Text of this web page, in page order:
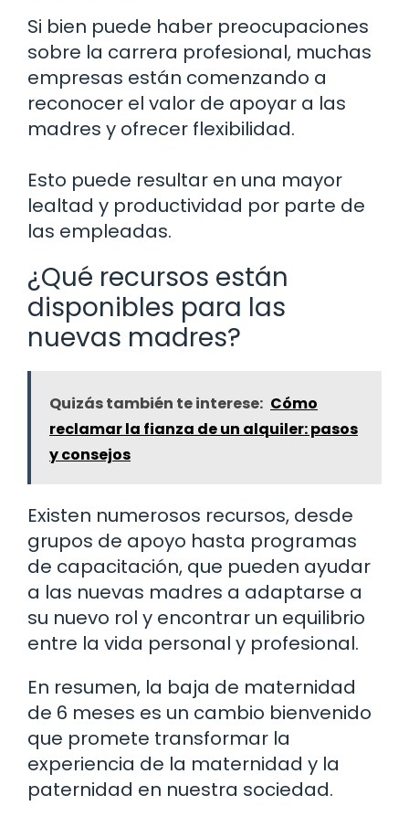
Si bien puede haber preocupaciones
sobre la carrera profesional, muchas
empresas están comenzando a
reconocer el valor de apoyar a las
madres y ofrecer flexibilidad.
Esto puede resultar en una mayor
lealtad y productividad por parte de
las empleadas.
¿Qué recursos están
disponibles para las
nuevas madres?
Quizás también te interese: Cómo
reclamar la fianza de un alquiler: pasos
y consejos
Existen numerosos recursos, desde
grupos de apoyo hasta programas
de capacitación, que pueden ayudar
a las nuevas madres a adaptarse a
su nuevo rol y encontrar un equilibrio
entre la vida personal y profesional.
En resumen, la baja de maternidad
de 6 meses es un cambio bienvenido
que promete transformar la
experiencia de la maternidad y la
paternidad en nuestra sociedad.